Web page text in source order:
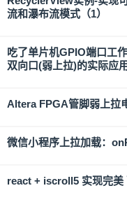
流和瀑布流模式（1）
吃了单片机GPIO端口工
双向口(弱上拉)的实际应用
Altera FPGA管脚弱上拉
微信小程序上拉加载：
react + iscroll5 实现完美